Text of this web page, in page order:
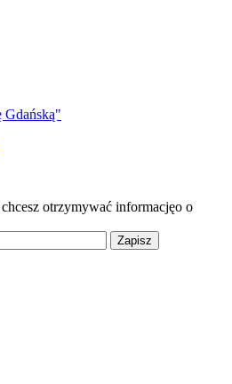
Gdańską"
otrzymywać informacjęo o
Zapisz